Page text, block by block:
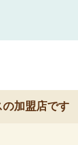
加盟店です